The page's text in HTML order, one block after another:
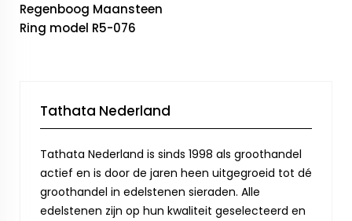
Regenboog Maansteen
Ring model R5-076
Tathata Nederland
Tathata Nederland is sinds 1998 als groothandel
actief en is door de jaren heen uitgegroeid tot dé
groothandel in edelstenen sieraden. Alle
edelstenen zijn op hun kwaliteit geselecteerd en